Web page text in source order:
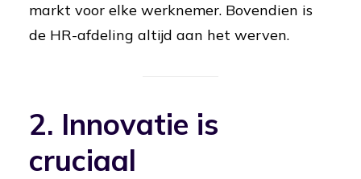
markt voor elke werknemer. Bovendien is
de HR-afdeling altijd aan het werven.
2. Innovatie is
cruciaal